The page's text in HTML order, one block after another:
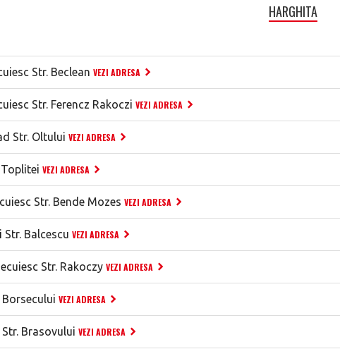
HARGHITA
Str. Beclean VEZI ADRESA
Str. Ferencz Rakoczi VEZI ADRESA
Str. Oltului VEZI ADRESA
Toplitei VEZI ADRESA
Str. Bende Mozes VEZI ADRESA
Str. Balcescu VEZI ADRESA
Str. Rakoczy VEZI ADRESA
VEZI ADRESA
Brasovului VEZI ADRESA